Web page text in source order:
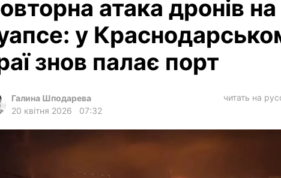
суспільство
економіка
події
кримінал
лонгріди
атака дронів на
у
знов палає порт
Галина Шподарева
20 квітня 2026
07:32
читать на